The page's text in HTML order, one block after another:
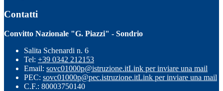
Contatti
Convitto Nazionale "G. Piazzi" - Sondrio
Salita Schenardi n. 6
Tel: +39 0342 212153
Email: sovc01000p@istruzione.itLink per inviare una mail
PEC: sovc01000p@pec.istruzione.itLink per inviare una mail
C.F.: 80003750140